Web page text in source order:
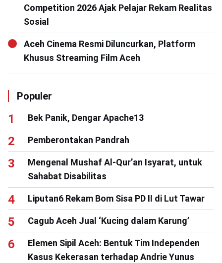
Competition 2026 Ajak Pelajar Rekam Realitas
Sosial
Aceh Cinema Resmi Diluncurkan, Platform
Khusus Streaming Film Aceh
Populer
Bek Panik, Dengar Apache13
Pemberontakan Pandrah
Mengenal Mushaf Al-Qur’an Isyarat, untuk
Sahabat Disabilitas
Liputan6 Rekam Bom Sisa PD II di Lut Tawar
Cagub Aceh Jual ‘Kucing dalam Karung’
Elemen Sipil Aceh: Bentuk Tim Independen
Kasus Kekerasan terhadap Andrie Yunus